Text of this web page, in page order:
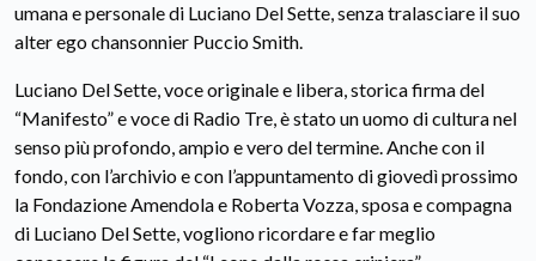
umana e personale di Luciano Del Sette, senza tralasciare il suo
alter ego chansonnier Puccio Smith.
Luciano Del Sette, voce originale e libera, storica firma del
“Manifesto” e voce di Radio Tre, è stato un uomo di cultura nel
senso più profondo, ampio e vero del termine. Anche con il
fondo, con l’archivio e con l’appuntamento di giovedì prossimo
la Fondazione Amendola e Roberta Vozza, sposa e compagna
di Luciano Del Sette, vogliono ricordare e far meglio